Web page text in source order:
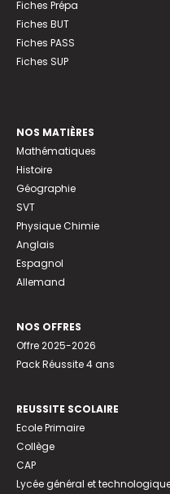
Fiches Prépa
Fiches BUT
Fiches PASS
Fiches SUP
NOS MATIÈRES
Mathématiques
Histoire
Géographie
SVT
Physique Chimie
Anglais
Espagnol
Allemand
NOS OFFRES
Offre 2025-2026
Pack Réussite 4 ans
REUSSITE SCOLAIRE
Ecole Primaire
Collège
CAP
Lycée général et